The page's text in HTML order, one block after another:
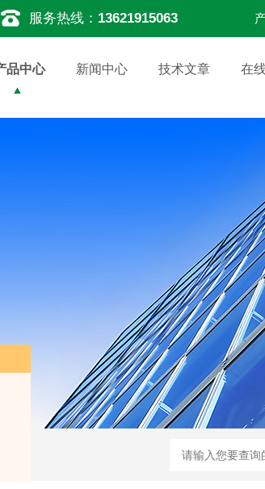
服务热线： 13621915063
品中心 新闻中心 技术文章 在
格 HD3400A接地电阻测试仪 S3010数字